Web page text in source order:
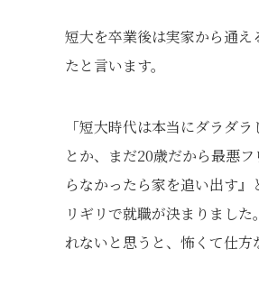
短大を卒業後は実家から通
たと言います。
「短大時代は本当にダラダ
とか、まだ20歳だから最悪
らなかったら家を追い出す
リギリで就職が決まりまし
れないと思うと、怖くて仕方